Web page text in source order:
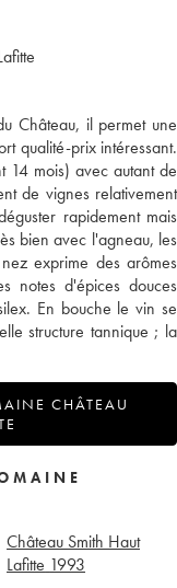
Château, il permet une
qualité-prix intéressant.
14 mois) avec autant de
de vignes relativement
rapidement mais
bien avec l'agneau, les
exprime des arômes
notes d'épices douces
En bouche le vin se
structure tannique ; la
CHÂTEAU
Château Smith Haut
Lafitte 1993